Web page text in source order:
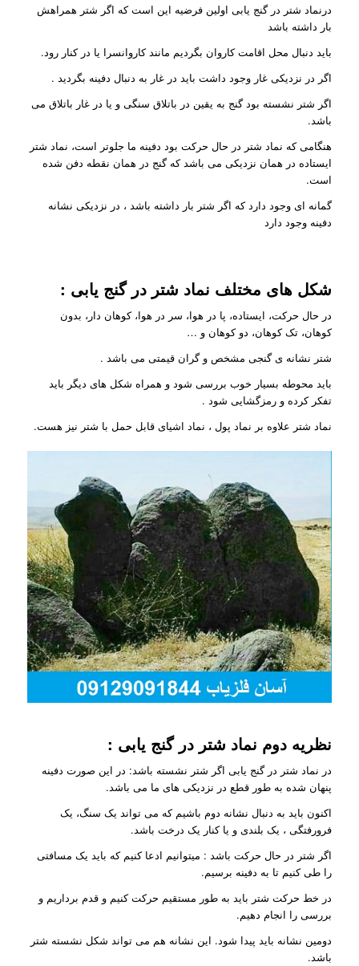
درنماد شتر در گنج یابی اولین فرضیه این است که اگر شتر همراهش
بار داشته باشد
باید دنبال محل اقامت کاروان بگردیم مانند کاروانسرا یا در کنار رود.
اگر در نزدیکی غار وجود داشت باید در غار به دنبال دفینه بگردید .
اگر شتر نشسته بود گنج به یقین در باتلاق سنگی و یا در غار باتلاق می
باشد.
هنگامی که نماد شتر در حال حرکت بود دفینه ما جلوتر است، نماد شتر
ایستاده در همان نزدیکی می باشد که گنج در همان نقطه دفن شده
است.
گمانه ای وجود دارد که اگر شتر بار داشته باشد ، در نزدیکی نشانه
دفینه وجود دارد
شکل های مختلف نماد شتر در گنج یابی :
در حال حرکت، ایستاده، پا در هوا، سر در هوا، کوهان دار، بدون
کوهان، تک کوهان، دو کوهان و …
شتر نشانه ی گنجی مشخص و گران قیمتی می باشد .
باید محوطه بسیار خوب بررسی شود و همراه شکل های دیگر باید
تفکر کرده و رمزگشایی شود .
نماد شتر علاوه بر نماد پول ، نماد اشیای قابل حمل با شتر نیز هست.
نظریه دوم نماد شتر در گنج یابی :
در نماد شتر در گنج یابی اگر شتر نشسته باشد: در این صورت دفینه
پنهان شده به طور قطع در نزدیکی های ما می باشد.
اکنون باید به دنبال نشانه دوم باشیم که می تواند یک سنگ، یک
فرورفتگی ، یک بلندی و یا کنار یک درخت باشد.
اگر شتر در حال حرکت باشد : میتوانیم ادعا کنیم که باید یک مسافتی
را طی کنیم تا به دفینه برسیم.
در خط حرکت شتر باید به طور مستقیم حرکت کنیم و قدم برداریم و
بررسی را انجام دهیم.
دومین نشانه باید پیدا شود. این نشانه هم می تواند شکل نشسته شتر
باشد.